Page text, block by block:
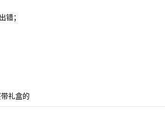
；
礼盒的